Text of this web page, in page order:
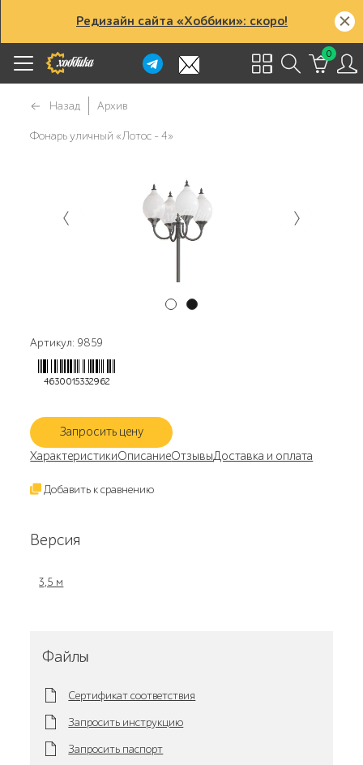
Редизайн сайта «Хоббики»: скоро!
0
Назад Архив
Фонарь уличный «Лотос - 4»
Артикул: 9859
4630015332962
Запросить цену
ХарактеристикиОписаниеОтзывыДоставка и оплата
Добавить к сравнению
Версия
3,5 м
Файлы
Сертификат соответствия
Запросить инструкцию
Запросить паспорт